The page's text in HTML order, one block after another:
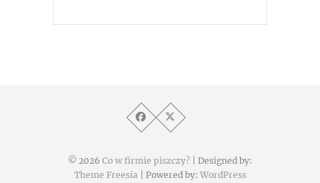
© 2026 Co w firmie piszczy? | Designed by:
Theme Freesia| Powered by: WordPress